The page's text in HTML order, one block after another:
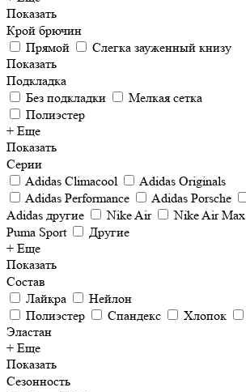
Показать
Крой брючин
Прямой
Слегка зауженный книзу
Показать
Подкладка
Без подкладки
Мелкая сетка
Полиэстер
+ Еще
Показать
Серии
Adidas Climacool
Adidas Originals
Adidas Performance
Adidas Porsche
Adidas другие
Nike Air Nike Air Max
Puma Sport
Другие
+ Еще
Показать
Состав
Лайкра
Нейлон
Полиэстер
Спандекс Хлопок
Эластан
+ Еще
Показать
Сезонность